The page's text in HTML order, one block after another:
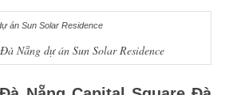
Nẵng dự án Sun Solar Residence